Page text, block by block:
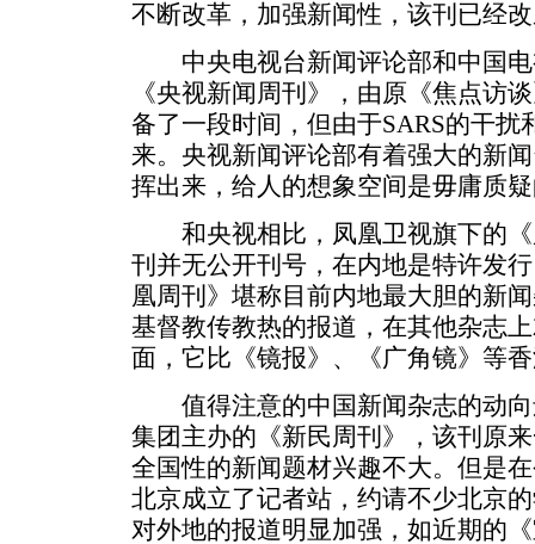
不断改革，加强新闻性，该刊已经
中央电视台新闻评论部和中国电
《央视新闻周刊》，由原《焦点访
备了一段时间，但由于SARS的干扰
来。央视新闻评论部有着强大的新
挥出来，给人的想象空间是毋庸质
和央视相比，凤凰卫视旗下的《
刊并无公开刊号，在内地是特许发
凰周刊》堪称目前内地最大胆的新
基督教传教热的报道，在其他杂志
面，它比《镜报》、《广角镜》等
值得注意的中国新闻杂志的动向
集团主办的《新民周刊》，该刊原
全国性的新闻题材兴趣不大。但是
北京成立了记者站，约请不少北京
对外地的报道明显加强，如近期的